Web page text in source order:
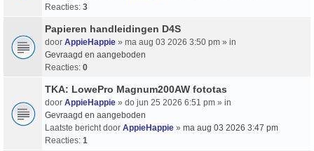
Reacties: 3
Papieren handleidingen D4S
door AppieHappie » ma aug 03 2026 3:50 pm » in
Gevraagd en aangeboden
Reacties: 0
TKA: LowePro Magnum200AW fototas
door AppieHappie » do jun 25 2026 6:51 pm » in
Gevraagd en aangeboden
Laatste bericht door AppieHappie » ma aug 03 2026 3:47 pm
Reacties: 1